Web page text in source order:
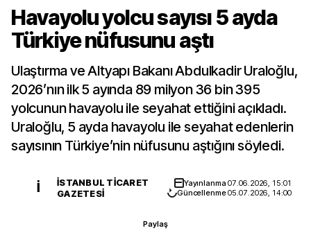
Havayolu yolcu sayısı 5 ayda
Türkiye nüfusunu aştı
Ulaştırma ve Altyapı Bakanı Abdulkadir Uraloğlu,
2026’nın ilk 5 ayında 89 milyon 36 bin 395
yolcunun havayolu ile seyahat ettiğini açıkladı.
Uraloğlu, 5 ayda havayolu ile seyahat edenlerin
sayısının Türkiye’nin nüfusunu aştığını söyledi.
İ
İSTANBUL TICARET
GAZETESI
Yayınlanma07.06.2026, 15:01
Güncellenme05.07.2026, 14:00
Paylaş